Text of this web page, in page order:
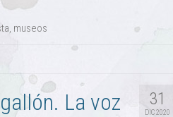
, museos
31
DIC 2020
La voz